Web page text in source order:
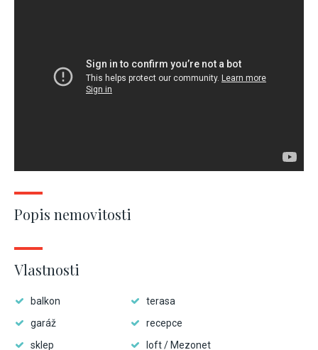
Popis nemovitosti
Vlastnosti
balkon
terasa
garáž
recepce
sklep
loft / Mezonet